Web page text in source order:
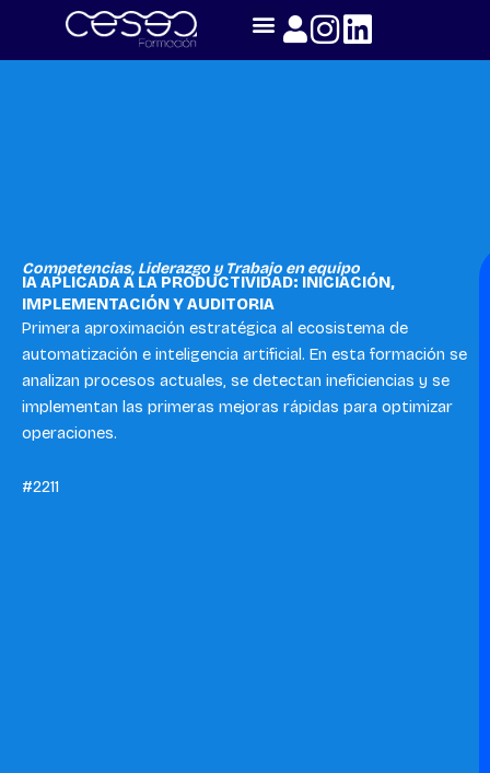
content
Competencias, Liderazgo y Trabajo en equipo
IA APLICADA A LA PRODUCTIVIDAD: INICIACIÓN,
IMPLEMENTACIÓN Y AUDITORIA
Primera aproximación estratégica al ecosistema de
automatización e inteligencia artificial. En esta formación se
analizan procesos actuales, se detectan ineficiencias y se
implementan las primeras mejoras rápidas para optimizar
operaciones.
#2211